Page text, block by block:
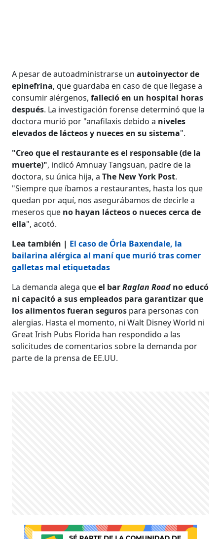
A pesar de autoadministrarse unautoinyector de
epinefrina, que guardaba en caso de que llegase a
consumir alérgenos,falleció en un hospital horas
después. La investigación forense determinó que la
doctora murió por "anafilaxis debido a niveles
elevados de lácteos y nueces en su sistema".
"Creo que el restaurante es el responsable (de la
muerte)", indicó Amnuay Tangsuan, padre de la
doctora, su única hija, aThe New York Post.
"Siempre que íbamos a restaurantes, hasta los que
quedan por aquí, nos asegurábamos de decirle a
meseros que no hayan lácteos o nueces cerca de
ella", acotó.
Lea también | El caso de Órla Baxendale, la
bailarina alérgica al maní que murió tras comer
galletas mal etiquetadas
La demanda alega queel barRaglan Road no educó
ni capacitó a sus empleados para garantizar que
los alimentos fueran seguros para personas con
alergias. Hasta el momento, ni Walt Disney World ni
Great Irish Pubs Florida han respondido a las
solicitudes de comentarios sobre la demanda por
parte de la prensa de EE.UU.